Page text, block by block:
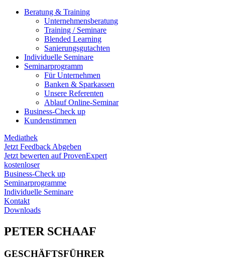
Beratung & Training
Unternehmens­beratung
Training / Seminare
Blended Learning
Sanierungs­gutachten
Individuelle Seminare
Seminarprogramm
Für Unternehmen
Banken & Sparkassen
Unsere Referenten
Ablauf Online-Seminar
Business-Check up
Kundenstimmen
Mediathek
Jetzt Feedback Abgeben
Jetzt bewerten auf ProvenExpert
kostenloser
Business-Check up
Seminarprogramme
Individuelle Seminare
Kontakt
Downloads
PETER SCHAAF
GESCHÄFTSFÜHRER